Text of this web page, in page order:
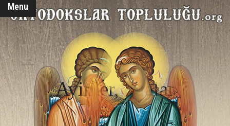
Menu
Ayinler, dualar